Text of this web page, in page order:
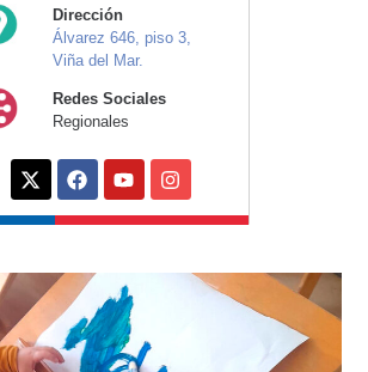
Dirección
Álvarez 646, piso 3,
Viña del Mar.
Redes Sociales
Regionales